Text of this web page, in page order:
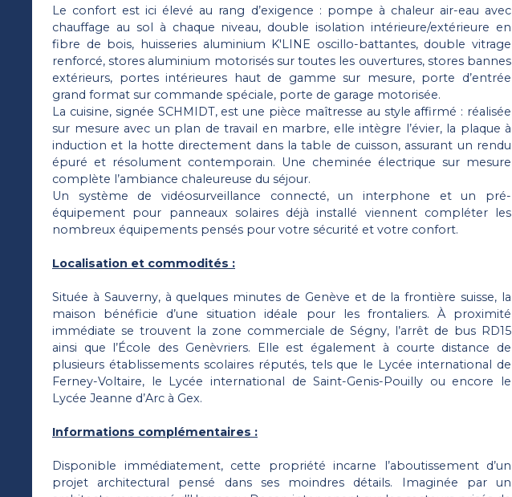
Le confort est ici élevé au rang d’exigence : pompe à chaleur air-eau avec
chauffage au sol à chaque niveau, double isolation intérieure/extérieure en
fibre de bois, huisseries aluminium K'LINE oscillo-battantes, double vitrage
renforcé, stores aluminium motorisés sur toutes les ouvertures, stores bannes
extérieurs, portes intérieures haut de gamme sur mesure, porte d’entrée
grand format sur commande spéciale, porte de garage motorisée.
La cuisine, signée SCHMIDT, est une pièce maîtresse au style affirmé : réalisée
sur mesure avec un plan de travail en marbre, elle intègre l’évier, la plaque à
induction et la hotte directement dans la table de cuisson, assurant un rendu
épuré et résolument contemporain. Une cheminée électrique sur mesure
complète l’ambiance chaleureuse du séjour.
Un système de vidéosurveillance connecté, un interphone et un pré-
équipement pour panneaux solaires déjà installé viennent compléter les
nombreux équipements pensés pour votre sécurité et votre confort.
Localisation et commodités :
Située à Sauverny, à quelques minutes de Genève et de la frontière suisse, la
maison bénéficie d’une situation idéale pour les frontaliers. À proximité
immédiate se trouvent la zone commerciale de Ségny, l’arrêt de bus RD15
ainsi que l’École des Genèvriers. Elle est également à courte distance de
plusieurs établissements scolaires réputés, tels que le Lycée international de
Ferney-Voltaire, le Lycée international de Saint-Genis-Pouilly ou encore le
Lycée Jeanne d’Arc à Gex.
Informations complémentaires :
Disponible immédiatement, cette propriété incarne l’aboutissement d’un
projet architectural pensé dans ses moindres détails. Imaginée par un